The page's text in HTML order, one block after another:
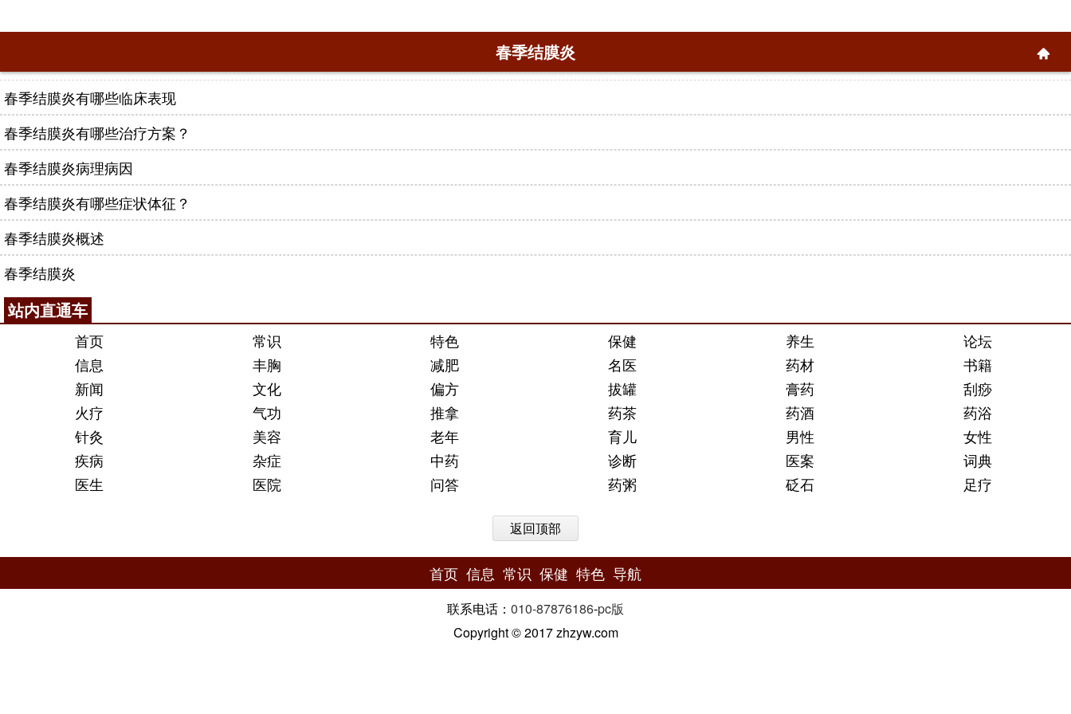
春季结膜炎
春季结膜炎有哪些临床表现
春季结膜炎有哪些治疗方案？
春季结膜炎病理病因
春季结膜炎有哪些症状体征？
春季结膜炎概述
春季结膜炎
站内直通车
首页 常识 特色 保健 养生
论坛
信息
丰胸 减肥 名医 药材
书籍
新闻
文化 偏方 拔罐 膏药
刮痧
火疗
气功 推拿 药茶 药酒
药浴
针灸
美容 老年 育儿 男性
女性
疾病
杂症 中药 诊断 医案
词典
医生
医院 问答 药粥 砭石 足疗
返回顶部
首页 信息 常识 保健 特色 导航
联系电话： 010-87876186-pc版
Copyright © 2017 zhzyw.com